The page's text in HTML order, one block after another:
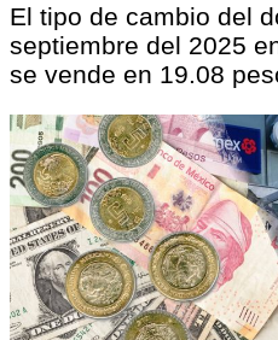
El tipo de cambio del
septiembre del 2025
se vende en 19.08